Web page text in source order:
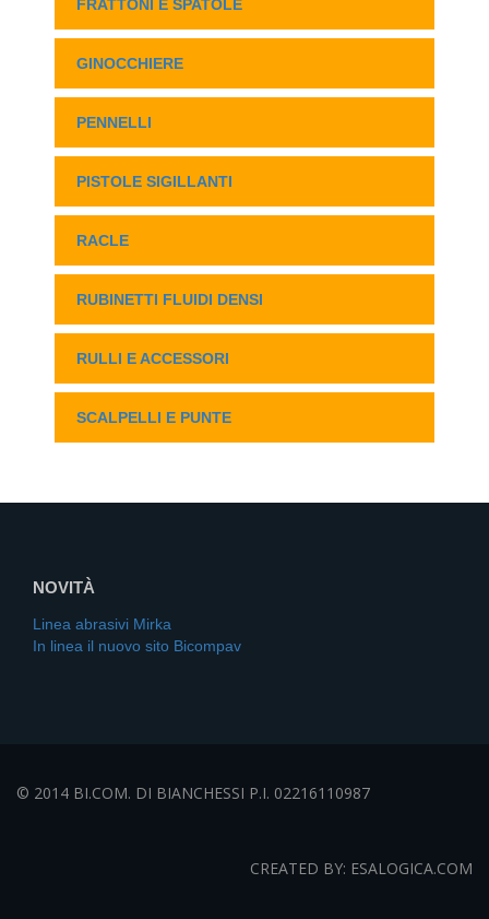
FRATTONI E SPATOLE
GINOCCHIERE
PENNELLI
PISTOLE SIGILLANTI
RACLE
RUBINETTI FLUIDI DENSI
RULLI E ACCESSORI
SCALPELLI E PUNTE
NOVITÀ
Linea abrasivi Mirka
In linea il nuovo sito Bicompav
© 2014 BI.COM. DI BIANCHESSI P.I. 02216110987
CREATED BY: ESALOGICA.COM